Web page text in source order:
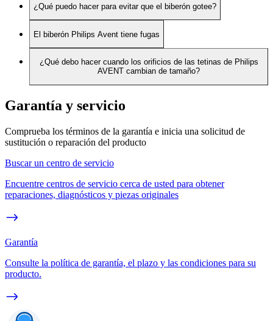
¿Qué puedo hacer para evitar que el biberón gotee?
El biberón Philips Avent tiene fugas
¿Qué debo hacer cuando los orificios de las tetinas de Philips
AVENT cambian de tamaño?
Garantía y servicio
Comprueba los términos de la garantía e inicia una solicitud de
sustitución o reparación del producto
Buscar un centro de servicio
Encuentre centros de servicio cerca de usted para obtener
reparaciones, diagnósticos y piezas originales
Garantía
Consulte la política de garantía, el plazo y las condiciones para su
producto.